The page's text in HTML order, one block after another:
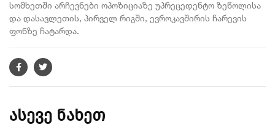
სომხეთში არჩევნები ოპოზიციაზე უპრეცედენტო ზეწოლისა
და დასავლეთის, პირველ რიგში, ევროკავშირის ჩარევის
ფონზე ჩატარდა.
ასევე ნახეთ